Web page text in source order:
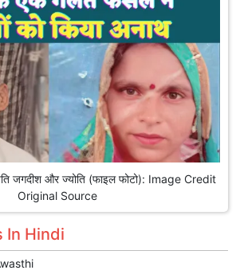
जगदीश और ज्योति (फाइल फोटो): Image Credit
Original Source
In Hindi